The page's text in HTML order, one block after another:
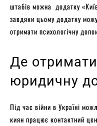
штабів можна додатку
завдяки цьому додатку
отримати психологічну
Де
юридичну
Під час війни в Україні
киян працює контактний